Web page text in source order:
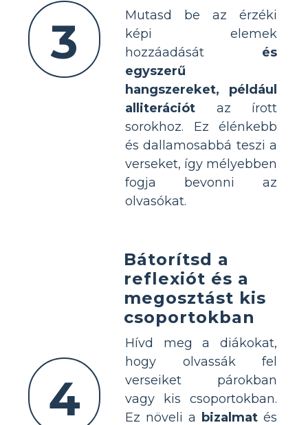
3
Mutasd be az érzéki
képi elemek
hozzáadását és
egyszerű
hangszereket, például
alliterációt az írott
sorokhoz. Ez élénkebb
és dallamosabbá teszi a
verseket, így mélyebben
fogja bevonni az
olvasókat.
4
Bátorítsd a
reflexiót és a
megosztást kis
csoportokban
Hívd meg a diákokat,
hogy olvassák fel
verseiket párokban
vagy kis csoportokban.
Ez növeli a bizalmat és